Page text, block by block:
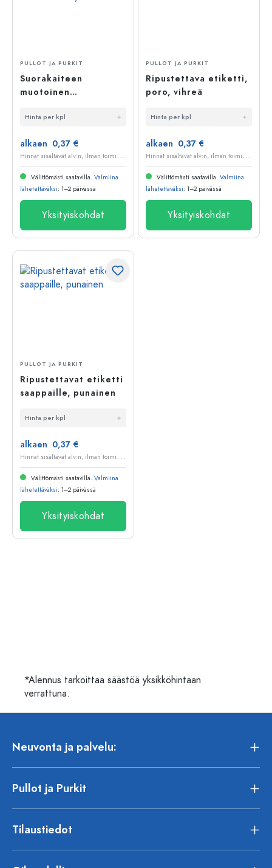
PULLOT JA PURKIT
Suorakaiteen
muotoinen
etiketti, ruskea
Hinta per kpl
alkaen 0,37 €
H
innat sisältävät alv:n, ilman toimituskuluja
Välittömästi saatavilla. Valmiina
lähetettäväksi: 1–2 päivässä
Yksityiskohdat
PULLOT JA PURKIT
Ripustettava etiketti,
poro, vihreä
Hinta per kpl
alkaen 0,37 €
H
innat sisältävät alv:n, ilman toimituskuluja
Välittömästi saatavilla. Valmiina
lähetettäväksi: 1–2 päivässä
Yksityiskohdat
PULLOT JA PURKIT
Ripustettavat etiketti
saappaille, punainen
Hinta per kpl
alkaen 0,37 €
H
innat sisältävät alv:n, ilman toimituskuluja
Välittömästi saatavilla. Valmiina
lähetettäväksi: 1–2 päivässä
Yksityiskohdat
*Alennus tarkoittaa säästöä yksikköhintaan
verrattuna.
Neuvonta ja palvelu:
Pullot ja Purkit
Tilaustiedot